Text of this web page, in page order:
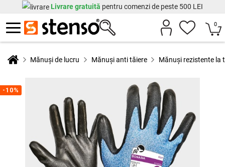
Livrare gratuită pentru comenzi de peste 500 LEI
0
Mănuși de lucru Mănuși anti tăiere Mănuși rezistente la
-10%